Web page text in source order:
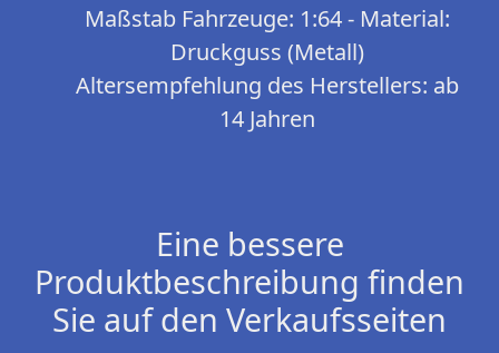
Maßstab Fahrzeuge: 1:64 - Material:
Druckguss (Metall)
Altersempfehlung des Herstellers: ab
14 Jahren
Eine bessere
Produktbeschreibung finden
Sie auf den Verkaufsseiten